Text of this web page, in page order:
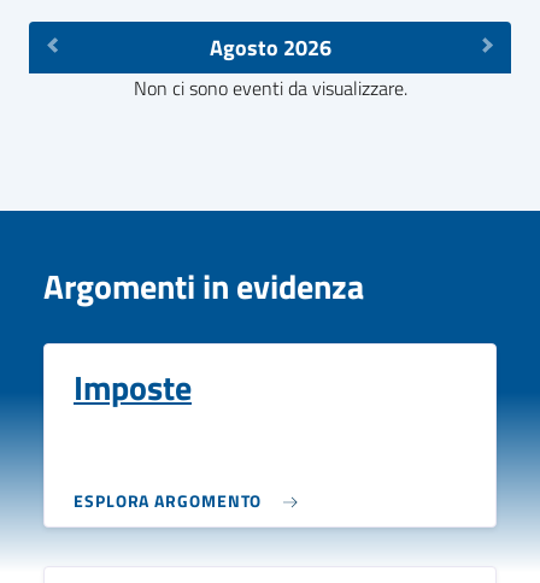
Agosto 2026
Non ci sono eventi da visualizzare.
Argomenti in evidenza
Imposte
ESPLORA ARGOMENTO